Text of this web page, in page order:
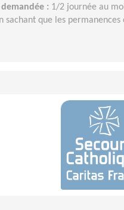
: 1/2 journée au
sachant que les